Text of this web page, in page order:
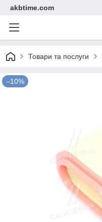
akbtime.com
Товари та послуги
–10%